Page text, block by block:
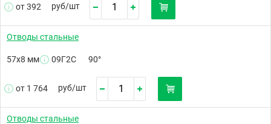
от 392 руб/шт
Отводы стальные
57х8 мм 09Г2С 90°
от 1 764 руб/шт
Отводы стальные